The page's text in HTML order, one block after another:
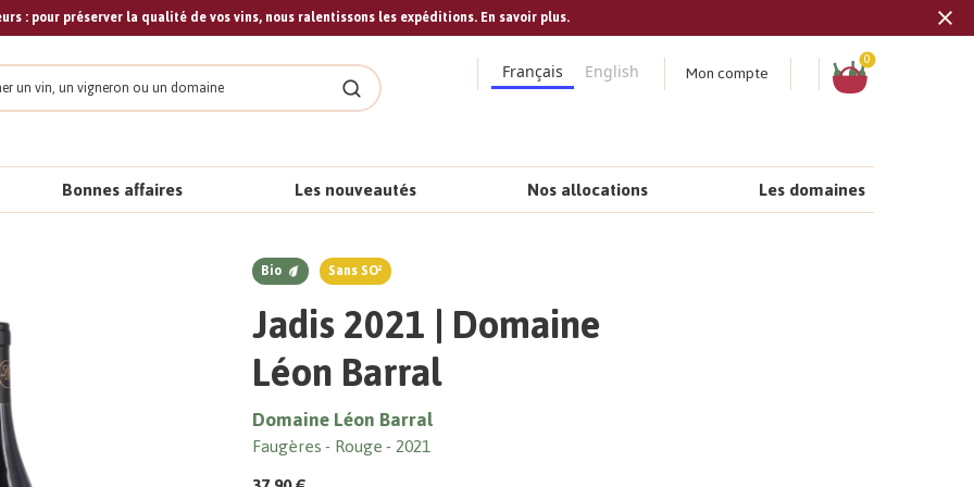
: pour préserver la qualité de vos vins, nous ralentissons les expéditions. En savoir plus.
Rechercher
Français English Mon compte
Panier
0
Bonnes affaires Les nouveautés Nos allocations Les domaines
Bio Sans SO²
Jadis 2021 | Domaine
Léon Barral
Domaine Léon Barral
Faugères Rouge 2021